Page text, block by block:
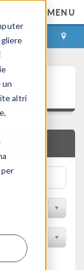
un
altri
MENU
CONTACT